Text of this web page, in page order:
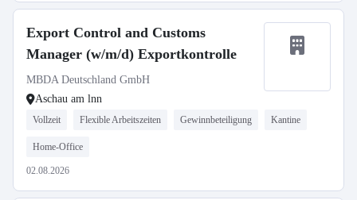
Export Control and Customs
Manager (w/m/d) Exportkontrolle
MBDA Deutschland GmbH
Aschau am lnn
Vollzeit Flexible Arbeitszeiten Gewinnbeteiligung Kantine
Home-Office
02.08.2026